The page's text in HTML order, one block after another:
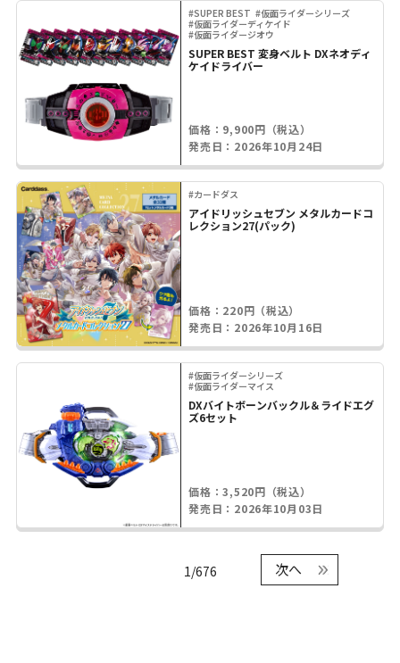
#SUPER BEST #仮面ライダーシリーズ
#仮面ライダーディケイド
#仮面ライダージオウ
SUPER BEST 変身ベルト DXネオディ
ケイドライバー
価格：9,900円（税込）
発売日：2026年10月24日
#カードダス
アイドリッシュセブン メタルカードコ
レクション27(パック)
価格：220円（税込）
発売日：2026年10月16日
#仮面ライダーシリーズ
#仮面ライダーマイス
DXバイトボーンバックル＆ライドエグ
ズ6セット
価格：3,520円（税込）
発売日：2026年10月03日
1/676 次へ